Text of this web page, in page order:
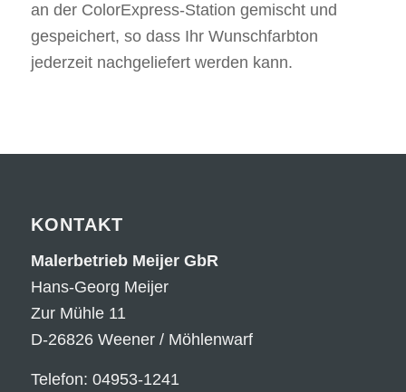
an der ColorExpress-Station gemischt und
gespeichert, so dass Ihr Wunschfarbton
jederzeit nachgeliefert werden kann.
KONTAKT
Malerbetrieb Meijer GbR
Hans-Georg Meijer
Zur Mühle 11
D-26826 Weener / Möhlenwarf
Telefon: 04953-1241